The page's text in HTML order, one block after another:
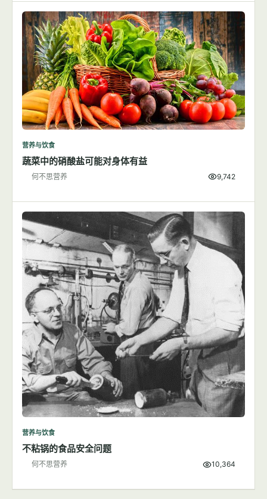
营养与饮食
蔬菜中的硝酸盐可能对身体有益
何不思营养 9,742
营养与饮食
不粘锅的食品安全问题
何不思营养 10,364